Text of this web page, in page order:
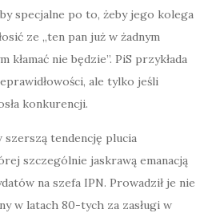
specjalne po to, żeby jego kolega
ze „ten pan już w żadnym
kłamać nie będzie”. PiS przykłada
ale tylko jeśli
konkurencji.
tendencję plucia
szczególnie jaskrawą emanacją
na szefa IPN. Prowadził je nie
w latach 80-tych za zasługi w